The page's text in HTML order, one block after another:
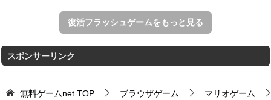
復活フラッシュゲームをもっと見る
スポンサーリンク
無料ゲームnet TOP ブラウザゲーム マリオゲーム